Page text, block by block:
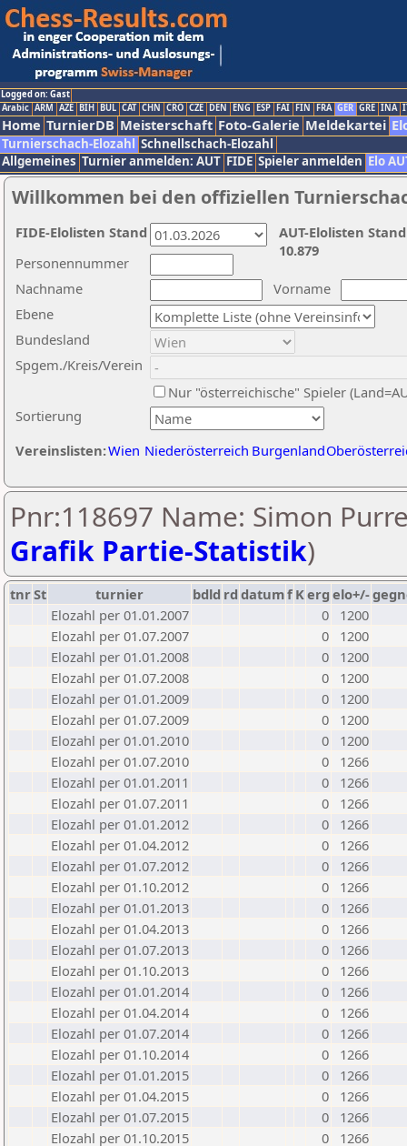
Logged on: Gast
Arabic ARM AZE BIH BUL CAT CHN CRO CZE DEN ENG ESP FAI FIN FRA GER GRE INA
Home TurnierDB Meisterschaft Foto-Galerie Meldekartei
Turnierschach-Elozahl Schnellschach-Elozahl
Allgemeines Turnier anmelden: AUT FIDE Spieler anmelden Elo
Willkommen bei den offiziellen
Nachname
Vorname
Ebene
Sortierung
Personennummer
Bundesland
Spgem./Kreis/Verein
Nur "österreichische" Spieler
Vereinslisten:Wien Niederösterreich Burgenland
AUT-Elolisten
10.879
FIDE-Elolisten Stand
Pnr:118697 Name: Simon
Grafik Partie-Statistik)
tnrSt turnier bdld rd datumf Kerg elo+/-
Elozahl per 01.01.2007
0
1200
Elozahl per 01.07.2007
0
1200
Elozahl per 01.01.2008
0
1200
Elozahl per 01.07.2008
0
1200
Elozahl per 01.01.2009
0
1200
Elozahl per 01.07.2009
0
1200
Elozahl per 01.01.2010
0
1200
Elozahl per 01.07.2010
0
1266
Elozahl per 01.01.2011
0
1266
Elozahl per 01.07.2011
0
1266
Elozahl per 01.01.2012
0
1266
Elozahl per 01.04.2012
0
1266
Elozahl per 01.07.2012
0
1266
Elozahl per 01.10.2012
0
1266
Elozahl per 01.01.2013
0
1266
Elozahl per 01.04.2013
0
1266
Elozahl per 01.07.2013
0
1266
Elozahl per 01.10.2013
0
1266
Elozahl per 01.01.2014
0
1266
Elozahl per 01.04.2014
0
1266
Elozahl per 01.07.2014
0
1266
Elozahl per 01.10.2014
0
1266
Elozahl per 01.01.2015
0
1266
Elozahl per 01.04.2015
0
1266
Elozahl per 01.07.2015
0
1266
Elozahl per 01.10.2015
0
1266